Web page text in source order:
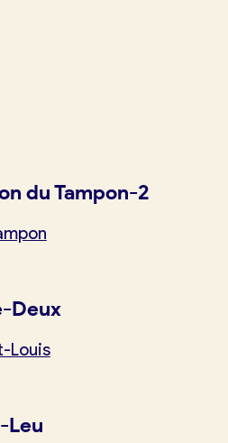
du Tampon-2
Deux
Louis
Leu